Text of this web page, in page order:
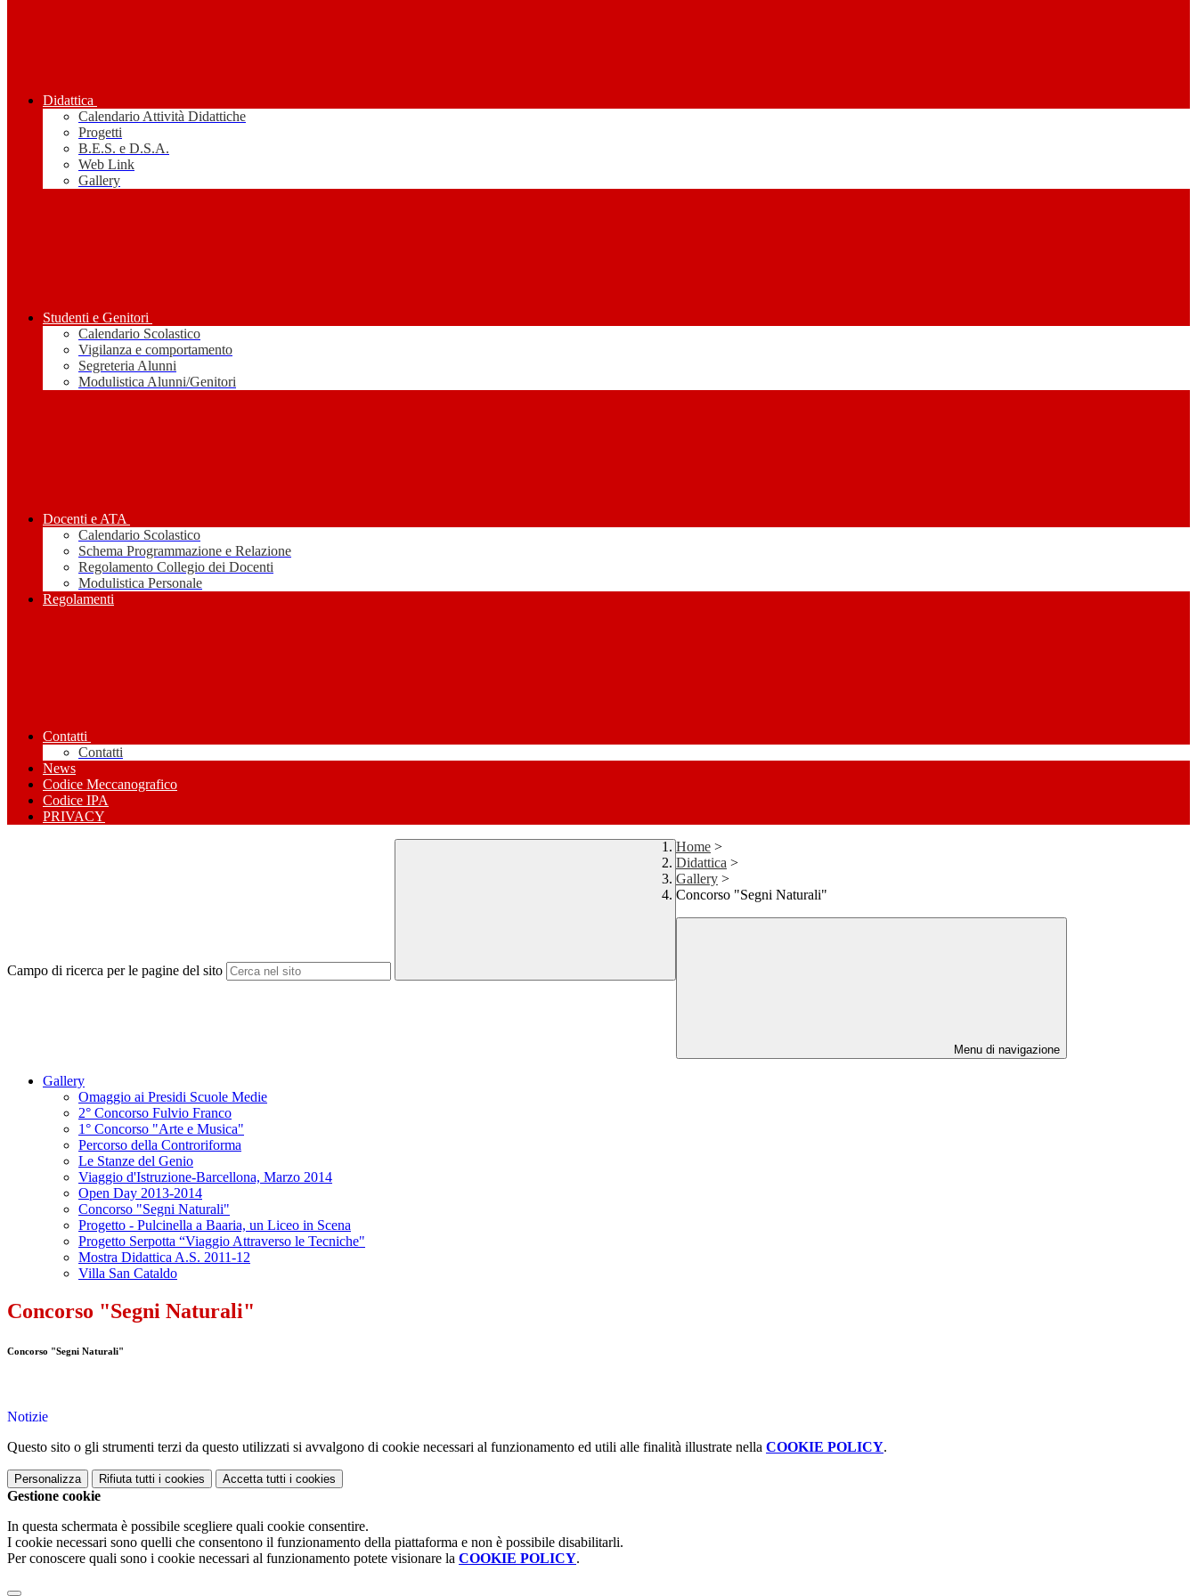
Didattica
Calendario Attività Didattiche
Progetti
B.E.S. e D.S.A.
Web Link
Gallery
Studenti e Genitori
Calendario Scolastico
Vigilanza e comportamento
Segreteria Alunni
Modulistica Alunni/Genitori
Docenti e ATA
Calendario Scolastico
Schema Programmazione e Relazione
Regolamento Collegio dei Docenti
Modulistica Personale
Regolamenti
Contatti
Contatti
News
Codice Meccanografico
Codice IPA
PRIVACY
Campo di ricerca per le pagine del sito
Home >
Didattica >
Gallery >
Concorso "Segni Naturali"
Menu di navigazione
Gallery
Omaggio ai Presidi Scuole Medie
2° Concorso Fulvio Franco
1° Concorso "Arte e Musica"
Percorso della Controriforma
Le Stanze del Genio
Viaggio d'Istruzione-Barcellona, Marzo 2014
Open Day 2013-2014
Concorso "Segni Naturali"
Progetto - Pulcinella a Baaria, un Liceo in Scena
Progetto Serpotta “Viaggio Attraverso le Tecniche"
Mostra Didattica A.S. 2011-12
Villa San Cataldo
Concorso "Segni Naturali"
Concorso "Segni Naturali"
Notizie
Questo sito o gli strumenti terzi da questo utilizzati si avvalgono di cookie necessari al funzionamento ed utili alle finalità illustrate nella COOKIE POLICY.
Personalizza Rifiuta tutti i cookies Accetta tutti i cookies
Gestione cookie
In questa schermata è possibile scegliere quali cookie consentire.
I cookie necessari sono quelli che consentono il funzionamento della piattaforma e non è possibile disabilitarli.
Per conoscere quali sono i cookie necessari al funzionamento potete visionare la COOKIE POLICY.